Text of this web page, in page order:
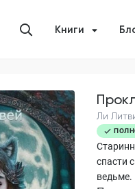
Книги
Ли
спасти
ведьме.